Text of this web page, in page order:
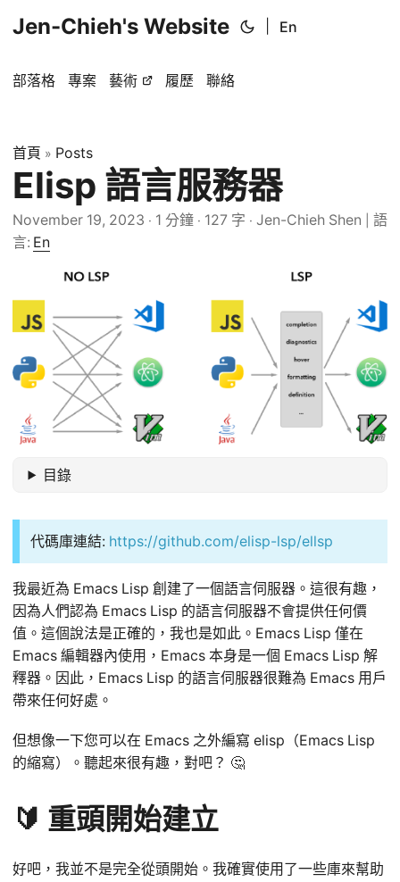
Jen-Chieh's Website En
部落格 專案 藝術 履歷 聯絡
首頁 » Posts
Elisp 語言服務器
November 19, 2023 · 1 分鐘 · 127 字 · Jen-Chieh Shen
語
言: En
目錄
代碼庫連結: https://github.com/elisp-lsp/ellsp
我最近為 Emacs Lisp 創建了一個語言伺服器。這很有趣，
因為人們認為 Emacs Lisp 的語言伺服器不會提供任何價
值。這個說法是正確的，我也是如此。Emacs Lisp 僅在
Emacs 編輯器內使用，Emacs 本身是一個 Emacs Lisp 解
釋器。因此，Emacs Lisp 的語言伺服器很難為 Emacs 用戶
帶來任何好處。
但想像一下您可以在 Emacs 之外編寫 elisp（Emacs Lisp
的縮寫）。聽起來很有趣，對吧？ 🤔
🔰 重頭開始建立
好吧，我並不是完全從頭開始。我確實使用了一些庫來幫助